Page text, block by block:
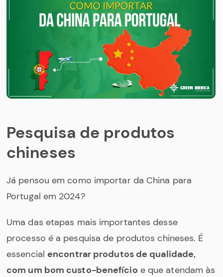
Pesquisa de produtos
chineses
Já pensou em como importar da China para
Portugal em 2024?
Uma das etapas mais importantes desse
processo é a pesquisa de produtos chineses. É
essencial encontrar produtos de qualidade,
com um bom custo-benefício e que atendam às